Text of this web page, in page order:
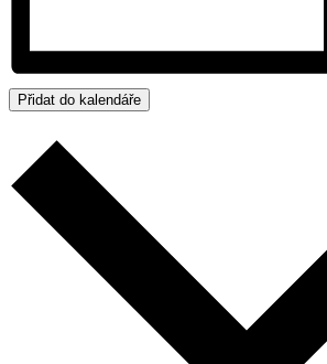
Přidat do kalendáře